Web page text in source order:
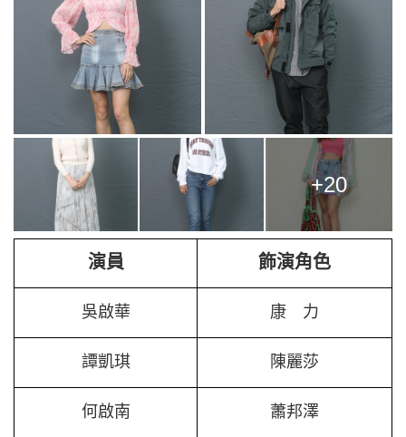
+20
演員 飾演角色
吳啟華 康 力
譚凱琪 陳麗莎
何啟南 蕭邦澤